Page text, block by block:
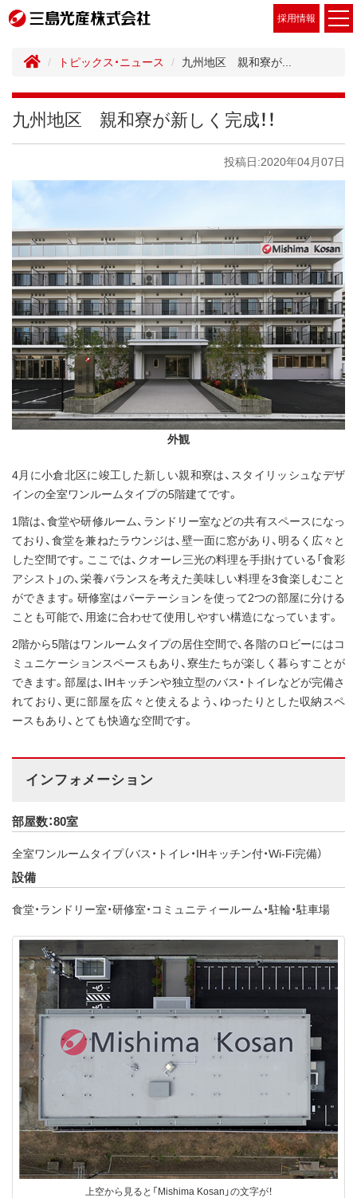
採用情報
トピックス・ニュース 九州地区 親和寮が...
九州地区 親和寮が新しく完成！！
投稿日:2020年04月07日
外観
4月に小倉北区に竣工した新しい親和寮は、スタイリッシュなデザ
インの全室ワンルームタイプの5階建てです。
1階は、食堂や研修ルーム、ランドリー室などの共有スペースになっ
ており、食堂を兼ねたラウンジは、壁一面に窓があり、明るく広々と
した空間です。ここでは、クオーレ三光の料理を手掛けている「食彩
アシスト」の、栄養バランスを考えた美味しい料理を3食楽しむこと
ができます。研修室はパーテーションを使って2つの部屋に分ける
ことも可能で、用途に合わせて使用しやすい構造になっています。
2階から5階はワンルームタイプの居住空間で、各階のロビーにはコ
ミュニケーションスペースもあり、寮生たちが楽しく暮らすことが
できます。部屋は、IHキッチンや独立型のバス・トイレなどが完備さ
れており、更に部屋を広々と使えるよう、ゆったりとした収納スペ
ースもあり、とても快適な空間です。
インフォメーション
部屋数：80室
全室ワンルームタイプ（バス・トイレ・IHキッチン付・Wi-Fi完備）
設備
食堂・ランドリー室・研修室・コミュニティールーム・駐輪・駐車場
上空から見ると「Mishima Kosan」の文字が！